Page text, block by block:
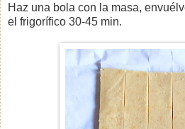
Haz una bola con la masa,
el frigorífico 30-45 min.